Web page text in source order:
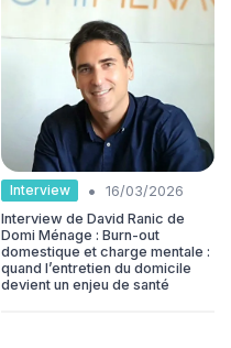
Interview •
16/03/2026
Interview de David Ranic de
Domi Ménage : Burn-out
domestique et charge mentale :
quand l’entretien du domicile
devient un enjeu de santé